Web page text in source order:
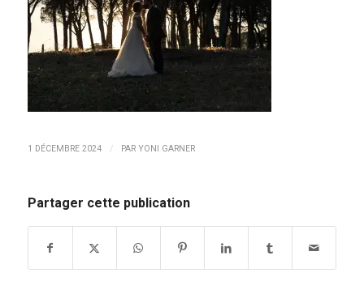
1 DÉCEMBRE 2024 / PAR YONI GARNER
Partager cette publication